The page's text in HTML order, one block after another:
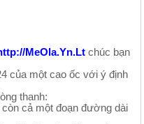
MeOla.Yn.Lt chúc bạn
của một cao ốc với ý định
thanh:
cả một đoạn đường dài